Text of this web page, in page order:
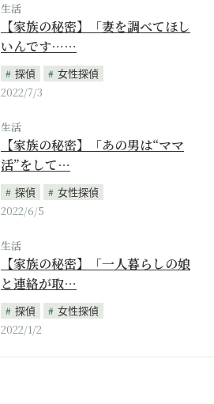
生活
【家族の秘密】「妻を調べてほし
いんです……
探偵
女性探偵
2022/7/3
生活
【家族の秘密】「あの男は“ママ
活”をして…
探偵
女性探偵
2022/6/5
生活
【家族の秘密】「一人暮らしの娘
と連絡が取…
探偵
女性探偵
2022/1/2